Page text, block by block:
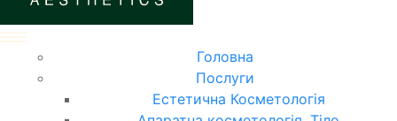
Головна
Послуги
Естетична Косметологія